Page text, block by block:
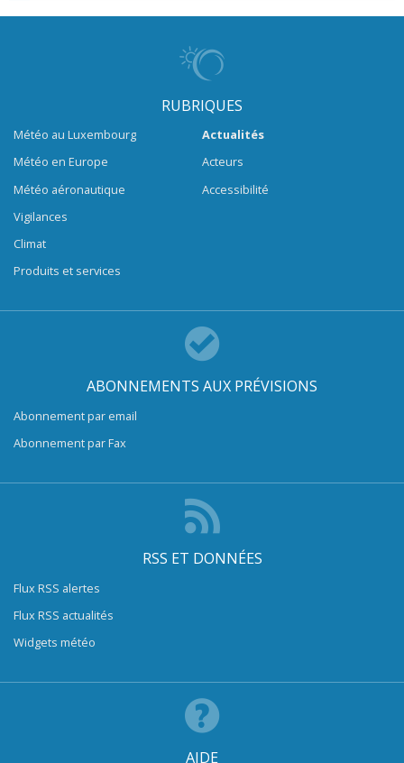
RUBRIQUES
Météo au Luxembourg
Météo en Europe
Météo aéronautique
Vigilances
Climat
Produits et services
Actualités
Acteurs
Accessibilité
ABONNEMENTS AUX PRÉVISIONS
Abonnement par email
Abonnement par Fax
RSS ET DONNÉES
Flux RSS alertes
Flux RSS actualités
Widgets météo
AIDE